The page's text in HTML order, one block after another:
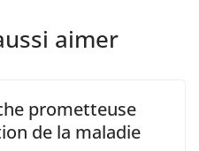
aimer
prometteuse
de la maladie